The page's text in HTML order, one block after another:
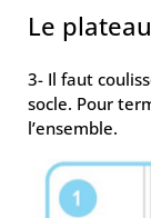
Le
3- Il faut
socle. Pour
l’ensemble.